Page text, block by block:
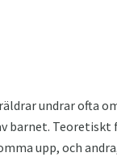
undrar ofta
barnet.
upp, och